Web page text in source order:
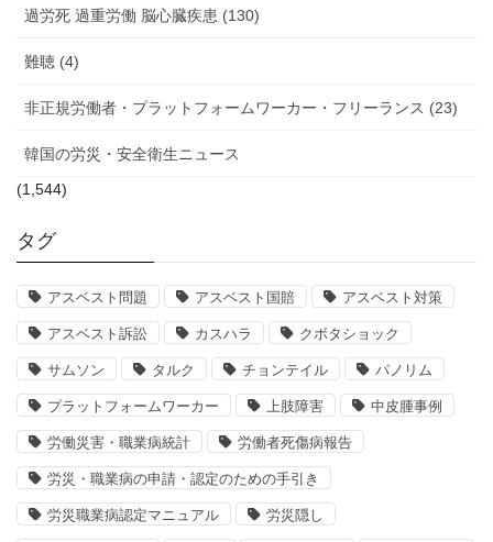
過労死 過重労働 脳心臓疾患 (130)
難聴 (4)
非正規労働者・プラットフォームワーカー・フリーランス (23)
韓国の労災・安全衛生ニュース
(1,544)
タグ
アスベスト問題 アスベスト国賠 アスベスト対策
アスベスト訴訟 カスハラ クボタショック
サムソン タルク チョンテイル パノリム
プラットフォームワーカー 上肢障害 中皮腫事例
労働災害・職業病統計 労働者死傷病報告
労災・職業病の申請・認定のための手引き
労災職業病認定マニュアル 労災隠し